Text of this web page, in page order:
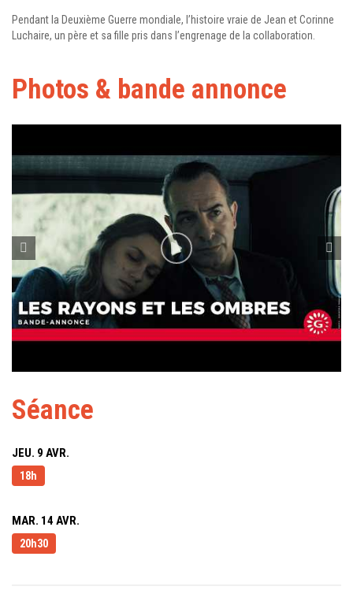
Pendant la Deuxième Guerre mondiale, l’histoire vraie de Jean et Corinne
Luchaire, un père et sa fille pris dans l’engrenage de la collaboration.
Photos & bande annonce
Séance
JEU. 9 AVR.
18h
MAR. 14 AVR.
20h30